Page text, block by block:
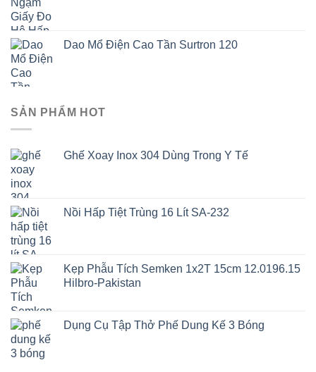
Dao Mổ Điện Cao Tần Surtron 120
SẢN PHẨM HOT
Ghế Xoay Inox 304 Dùng Trong Y Tế
Nồi Hấp Tiệt Trùng 16 Lít SA-232
Kẹp Phẫu Tích Semken 1x2T 15cm 12.0196.15
Hilbro-Pakistan
Dụng Cụ Tập Thở Phế Dung Kế 3 Bóng